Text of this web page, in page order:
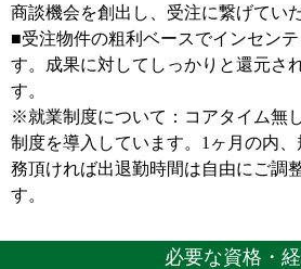
商談機会を創出し、受注に繋げてい
■受注物件の粗利ベースでインセン
す。成果に対してしっかりと還元さ
す。
※就業制度について：コアタイム無
制度を導入しています。1ヶ月の内
務頂ければ出退勤時間は自由にご調
す。
必要な資格・